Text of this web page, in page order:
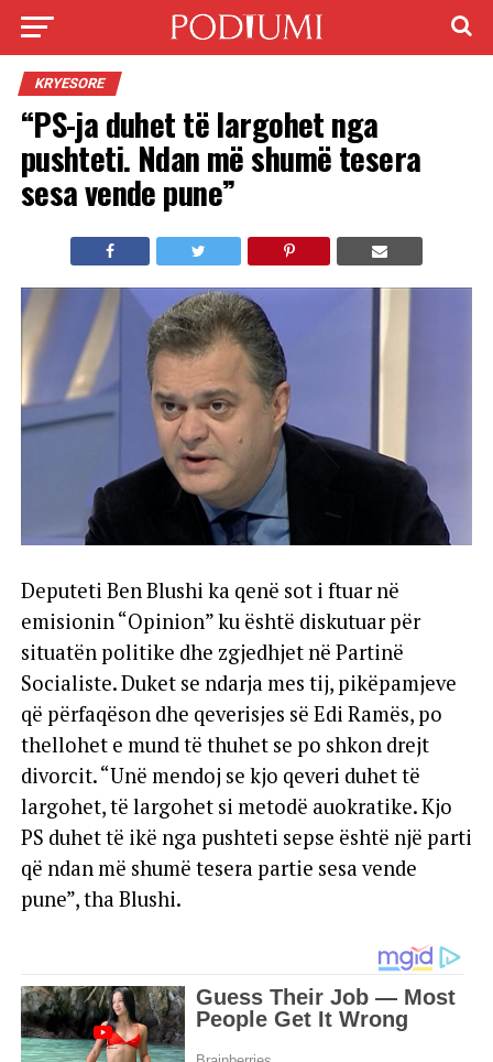
KRYESORE
“PS-ja duhet të largohet nga
pushteti. Ndan më shumë tesera
sesa vende pune”
Deputeti Ben Blushi ka qenë sot i ftuar në
emisionin “Opinion” ku është diskutuar për
situatën politike dhe zgjedhjet në Partinë
Socialiste. Duket se ndarja mes tij, pikëpamjeve
që përfaqëson dhe qeverisjes së Edi Ramës, po
thellohet e mund të thuhet se po shkon drejt
divorcit. “Unë mendoj se kjo qeveri duhet të
largohet, të largohet si metodë auokratike. Kjo
PS duhet të ikë nga pushteti sepse është një parti
që ndan më shumë tesera partie sesa vende
pune”, tha Blushi.